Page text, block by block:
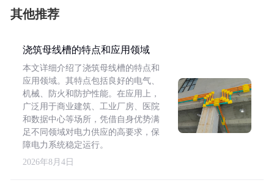
其他推荐
浇筑母线槽的特点和应用领域
本文详细介绍了浇筑母线槽的特点和
应用领域。其特点包括良好的电气、
机械、防火和防护性能。在应用上，
广泛用于商业建筑、工业厂房、医院
和数据中心等场所，凭借自身优势满
足不同领域对电力供应的高要求，保
障电力系统稳定运行。
2026年8月4日